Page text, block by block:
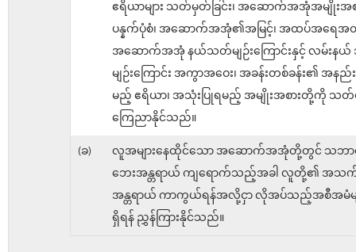
ဧရိယာများ သတ်မှတ်ခြင်း၊ အဆောက်အအုံအမျိုးအစာ
ပန္နက်ပုံစံ၊ အဆောက်အအုံ၏အမြင့်၊ အထပ်အရေအ
အဆောက်အအုံ နယ်သတ်မျဉ်းကြောင်းနှင့် လမ်းန
မျဉ်းကြောင်း အကွာအဝေး၊ အခန်းတစ်ခန်း၏ အနည်
မည့် ဧရိယာ၊ အသုံးပြုရမည့် အမျိုးအစားတို့ကို သ
ကြေညာနိုင်သည်။
(ခ)
လူအများနေထိုင်သော အဆောက်အအုံတို့တွင် သဘာ
ဘေးအန္တရာယ် ကျရောက်သည့်အခါ လူတို့၏ အသ
အန္တရာယ် ကာကွယ်ရန်အလို့ငှာ လိုအပ်သည့်အစီအမံမျ
ရှိရန် ညွှန်ကြားနိုင်သည်။